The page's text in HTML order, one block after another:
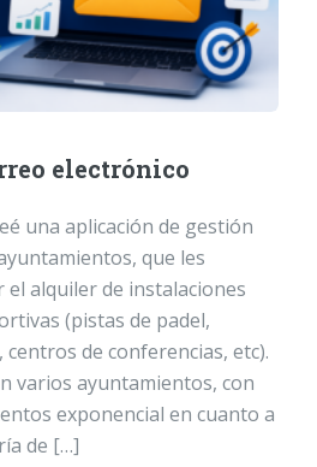
electrónico
una aplicación de gestión
que les
alquiler de instalaciones
(pistas de padel,
de conferencias, etc).
varios ayuntamientos, con
exponencial en cuanto a
de […]